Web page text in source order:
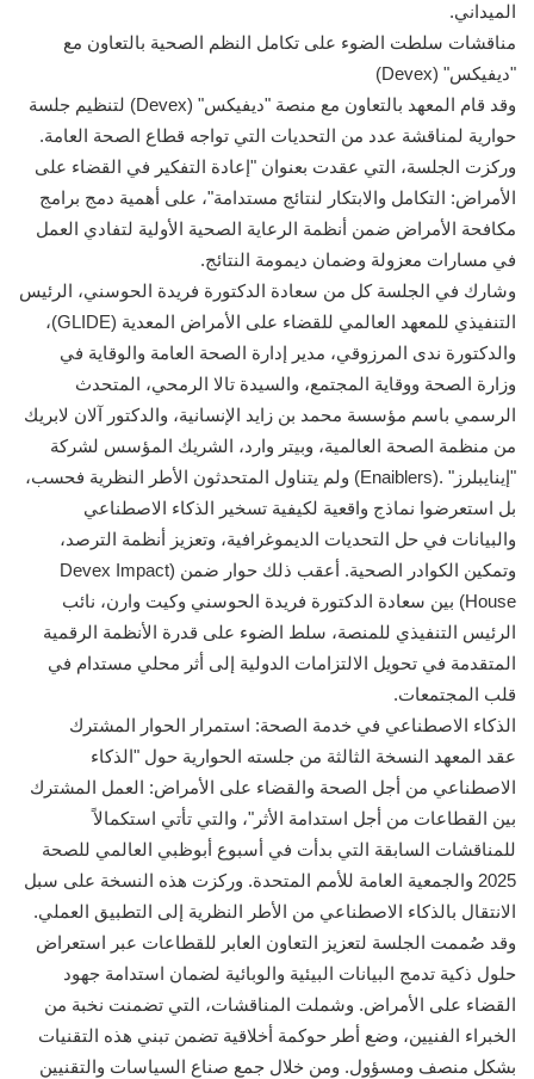
الميداني.
مناقشات سلطت الضوء على تكامل النظم الصحية بالتعاون مع
"ديفيكس" (Devex)
وقد قام المعهد بالتعاون مع منصة "ديفيكس" (Devex) لتنظيم جلسة
حوارية لمناقشة عدد من التحديات التي تواجه قطاع الصحة العامة.
وركزت الجلسة، التي عقدت بعنوان "إعادة التفكير في القضاء على
الأمراض: التكامل والابتكار لنتائج مستدامة"، على أهمية دمج برامج
مكافحة الأمراض ضمن أنظمة الرعاية الصحية الأولية لتفادي العمل
في مسارات معزولة وضمان ديمومة النتائج.
وشارك في الجلسة كل من سعادة الدكتورة فريدة الحوسني، الرئيس
التنفيذي للمعهد العالمي للقضاء على الأمراض المعدية (GLIDE)،
والدكتورة ندى المرزوقي، مدير إدارة الصحة العامة والوقاية في
وزارة الصحة ووقاية المجتمع، والسيدة تالا الرمحي، المتحدث
الرسمي باسم مؤسسة محمد بن زايد الإنسانية، والدكتور آلان لابریك
من منظمة الصحة العالمية، وبيتر وارد، الشريك المؤسس لشركة
"إينايبلرز" .(Enaiblers) ولم يتناول المتحدثون الأطر النظرية فحسب،
بل استعرضوا نماذج واقعية لكيفية تسخير الذكاء الاصطناعي
والبيانات في حل التحديات الديموغرافية، وتعزيز أنظمة الترصد،
وتمكين الكوادر الصحية. أعقب ذلك حوار ضمن (Devex Impact
House) بين سعادة الدكتورة فريدة الحوسني وكيت وارن، نائب
الرئيس التنفيذي للمنصة، سلط الضوء على قدرة الأنظمة الرقمية
المتقدمة في تحويل الالتزامات الدولية إلى أثر محلي مستدام في
قلب المجتمعات.
الذكاء الاصطناعي في خدمة الصحة: استمرار الحوار المشترك
عقد المعهد النسخة الثالثة من جلسته الحوارية حول "الذكاء
الاصطناعي من أجل الصحة والقضاء على الأمراض: العمل المشترك
بين القطاعات من أجل استدامة الأثر"، والتي تأتي استكمالاً
للمناقشات السابقة التي بدأت في أسبوع أبوظبي العالمي للصحة
2025 والجمعية العامة للأمم المتحدة. وركزت هذه النسخة على سبل
الانتقال بالذكاء الاصطناعي من الأطر النظرية إلى التطبيق العملي.
وقد صُممت الجلسة لتعزيز التعاون العابر للقطاعات عبر استعراض
حلول ذكية تدمج البيانات البيئية والوبائية لضمان استدامة جهود
القضاء على الأمراض. وشملت المناقشات، التي تضمنت نخبة من
الخبراء الفنيين، وضع أطر حوكمة أخلاقية تضمن تبني هذه التقنيات
بشكل منصف ومسؤول. ومن خلال جمع صناع السياسات والتقنيين